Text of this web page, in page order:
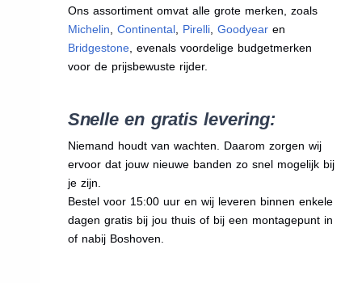
Ons assortiment omvat alle grote merken, zoals
Michelin, Continental, Pirelli, Goodyearen
Bridgestone, evenals voordelige budgetmerken
voor de prijsbewuste rijder.
Snelle en gratis levering:
Niemand houdt van wachten. Daarom zorgen wij
ervoor dat jouw nieuwe banden zo snel mogelijk bij
je zijn.
Bestel voor 15:00 uur en wij leveren binnen enkele
dagen gratis bij jou thuis of bij een montagepunt in
of nabij Boshoven.